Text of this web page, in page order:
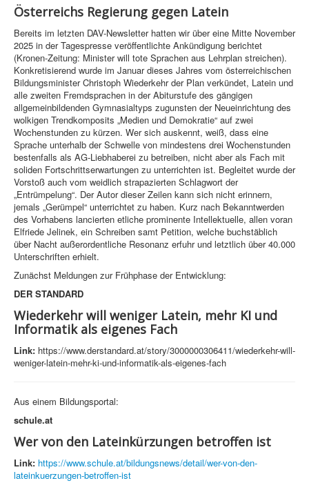
Österreichs Regierung gegen Latein
Bereits im letzten DAV-Newsletter hatten wir über eine Mitte November
2025 in der Tagespresse veröffentlichte Ankündigung berichtet
(Kronen-Zeitung: Minister will tote Sprachen aus Lehrplan streichen).
Konkretisierend wurde im Januar dieses Jahres vom österreichischen
Bildungsminister Christoph Wiederkehr der Plan verkündet, Latein und
alle zweiten Fremdsprachen in der Abiturstufe des gängigen
allgemeinbildenden Gymnasialtyps zugunsten der Neueinrichtung des
wolkigen Trendkomposits „Medien und Demokratie“ auf zwei
Wochenstunden zu kürzen. Wer sich auskennt, weiß, dass eine
Sprache unterhalb der Schwelle von mindestens drei Wochenstunden
bestenfalls als AG-Liebhaberei zu betreiben, nicht aber als Fach mit
soliden Fortschrittserwartungen zu unterrichten ist. Begleitet wurde der
Vorstoß auch vom weidlich strapazierten Schlagwort der
„Entrümpelung“. Der Autor dieser Zeilen kann sich nicht erinnern,
jemals „Gerümpel“ unterrichtet zu haben. Kurz nach Bekanntwerden
des Vorhabens lancierten etliche prominente Intellektuelle, allen voran
Elfriede Jelinek, ein Schreiben samt Petition, welche buchstäblich
über Nacht außerordentliche Resonanz erfuhr und letztlich über 40.000
Unterschriften erhielt.
Zunächst Meldungen zur Frühphase der Entwicklung:
DER STANDARD
Wiederkehr will weniger Latein, mehr KI und
Informatik als eigenes Fach
Link: https://www.derstandard.at/story/3000000306411/wiederkehr-will-
weniger-latein-mehr-ki-und-informatik-als-eigenes-fach
Aus einem Bildungsportal:
schule.at
Wer von den Lateinkürzungen betroffen ist
Link: https://www.schule.at/bildungsnews/detail/wer-von-den-
lateinkuerzungen-betroffen-ist